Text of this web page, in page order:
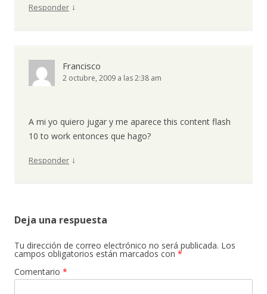
Responder ↓
Francisco
2 octubre, 2009 a las 2:38 am
A mi yo quiero jugar y me aparece this content flash
10 to work entonces que hago?
Responder ↓
Deja una respuesta
Tu dirección de correo electrónico no será publicada. Los
campos obligatorios están marcados con *
Comentario *